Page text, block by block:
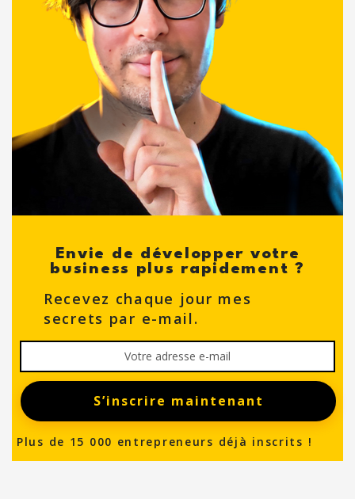
Envie de développer votre
business plus rapidement ?
Recevez chaque jour mes
secrets par e-mail.
S’inscrire maintenant
Plus de 15 000 entrepreneurs déjà inscrits !